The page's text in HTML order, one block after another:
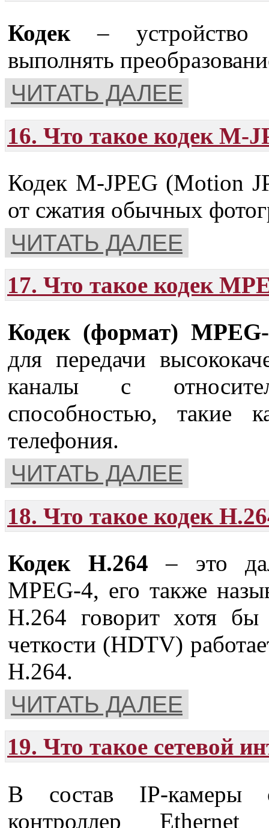
Кодек– устройство
выполнять
ЧИТАТЬ ДАЛЕЕ
16. Что такое кодек M-
Кодек M-JPEG (Motion
от сжатия обычных
ЧИТАТЬ ДАЛЕЕ
17. Что такое кодек
Кодек (формат)
для передачи
каналы с
способностью, такие
телефония.
ЧИТАТЬ ДАЛЕЕ
18. Что такое кодек
Кодек H.264 – это
MPEG-4, его также
H.264 говорит хотя бы
четкости (HDTV)
H.264.
ЧИТАТЬ ДАЛЕЕ
19. Что такое сетевой
В состав IP-камеры
контроллер